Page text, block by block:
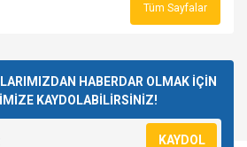
Tüm Sayfalar
HABERDAR OLMAK İÇİN
KAYDOLABİLİRSİNİZ!
KAYDOL